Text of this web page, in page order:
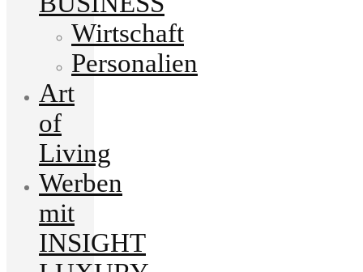
Wirtschaft
Personalien
Art
of
Living
Werben
mit
INSIGHT